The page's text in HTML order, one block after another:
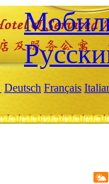
Deutsch Français